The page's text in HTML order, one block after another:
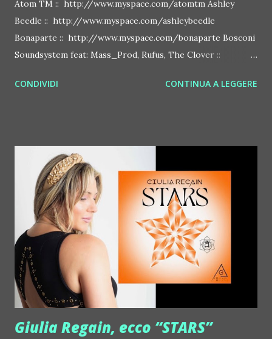
Atom TM :: http://www.myspace.com/atomtm Ashley
Beedle :: http://www.myspace.com/ashleybeedle
Bonaparte :: http://www.myspace.com/bonaparte Bosconi
Soundsystem feat: Mass_Prod, Rufus, The Clover ::
http://www.myspace.com/benderbyetone Chapelier Fou ::
Deian :: http://www.myspace.com/deiansong Dixon ::
http://www.myspace.com/justdixon Frivolous ::
http://www.myspace.com/frivolouslive Frost ::
http://www.myspace.com/frostnorway Gonzales ::
http://www.myspace.com/gonzpiration Italian Laptop
Orchestra feat. Alessio Bertallot Jimmy Edgar ::
http://www.myspace.com/colorstrip Jon Hopkins ::
http://www.myspace.com/jonhopkins Le Luci della
Centrale Elettrica Loco Dice ::
http://www.myspace.com/locod...
CONDIVIDI CONTINUA A LEGGERE
Giulia Regain, ecco “STARS”